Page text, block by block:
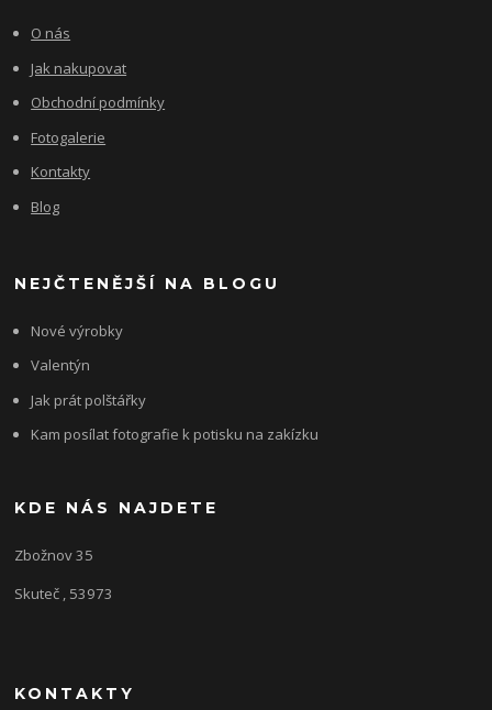
O nás
Jak nakupovat
Obchodní podmínky
Fotogalerie
Kontakty
Blog
NEJČTENĚJŠÍ NA BLOGU
Nové výrobky
Valentýn
Jak prát polštářky
Kam posílat fotografie k potisku na zakízku
KDE NÁS NAJDETE
Zbožnov 35
Skuteč , 53973
KONTAKTY